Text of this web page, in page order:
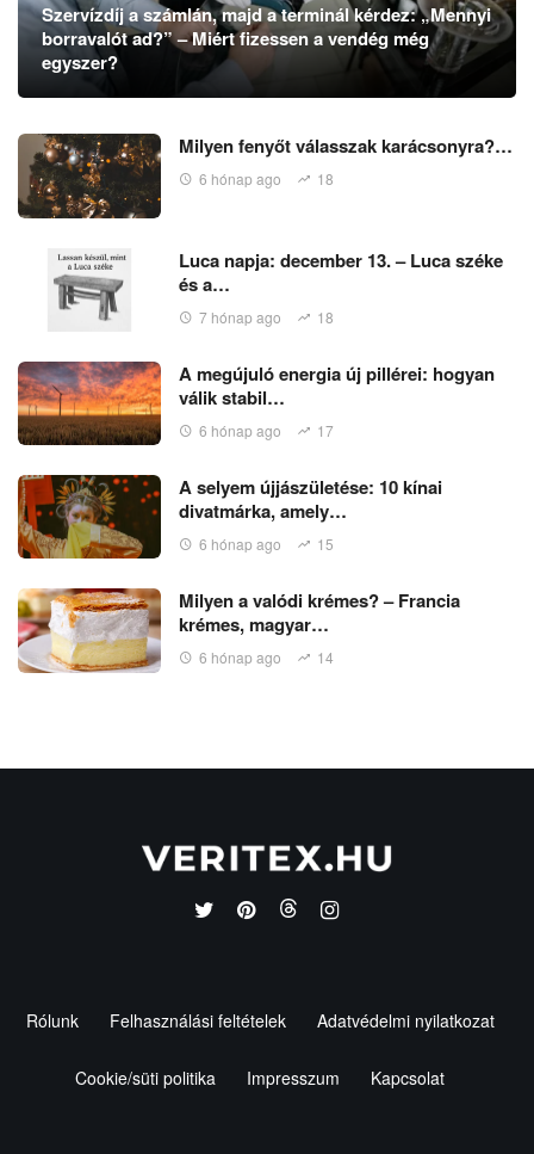
Szervízdíj a számlán, majd a terminál kérdez: „Mennyi
borravalót ad?” – Miért fizessen a vendég még
egyszer?
Milyen fenyőt válasszak karácsonyra?…
6 hónap ago 18
Luca napja: december 13. – Luca széke
és a…
7 hónap ago 18
A megújuló energia új pillérei: hogyan
válik stabil…
6 hónap ago 17
A selyem újjászületése: 10 kínai
divatmárka, amely…
6 hónap ago 15
Milyen a valódi krémes? – Francia
krémes, magyar…
6 hónap ago 14
Rólunk Felhasználási feltételek Adatvédelmi nyilatkozat
Cookie/süti politika Impresszum Kapcsolat